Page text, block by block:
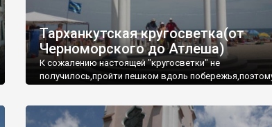
Тарханкутская кругосветка(от
Черноморского до Атлеша)
К сожалению настоящей "кругосветки" не
получилось,пройти пешком вдоль